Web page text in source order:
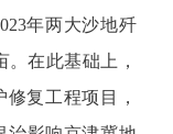
年两大沙地歼
。在此基础上，
复工程项目，